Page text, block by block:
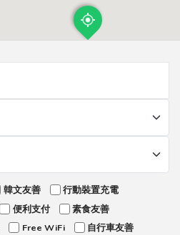
韓文友善
行動裝置充電
便利支付
素食友善
Free WiFi
自行車友善